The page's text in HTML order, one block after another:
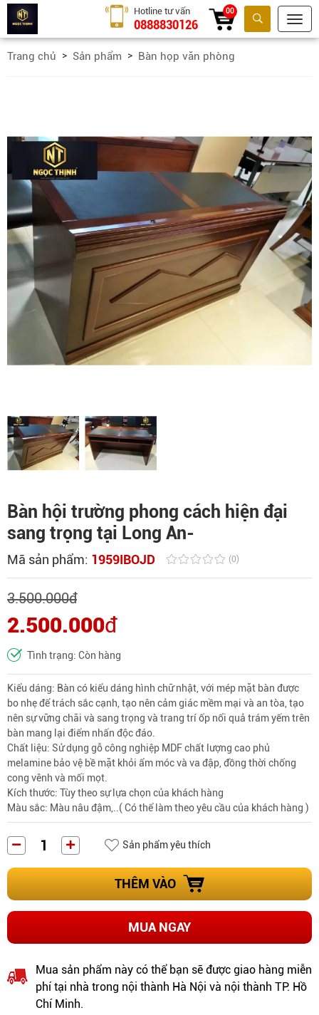
Tìm kiếm
Hotline tư vấn
0888830126
00
Trang chủ Sản phẩm Bàn họp văn phòng
Bàn hội trường phong cách hiện đại
sang trọng tại Long An-
Mã sản phẩm: 1959IBOJD (0)
3.500.000đ
2.500.000đ
Tình trạng: Còn hàng
Kiểu dáng: Bàn có kiểu dáng hình chữ nhật, với mép mặt bàn được
bo nhẹ để trách sắc cạnh, tạo nên cảm giác mềm mại và an tòa, tạo
nên sự vững chãi và sang trọng và trang trí ốp nổi quả trám yếm trên
bàn mang lại điểm nhấn độc đáo.
Chất liệu: Sử dụng gỗ công nghiệp MDF chất lượng cao phủ
melamine bảo vệ bề mặt khỏi ẩm móc và va đập, đồng thời chống
cong vênh và mối mọt.
Kích thước: Tùy theo sự lựa chọn của khách hàng
Màu sắc: Màu nâu đậm,..( Có thể làm theo yêu cầu của khách hàng )
Sản phẩm yêu thích
THÊM VÀO
MUA NGAY
Mua sản phẩm này có thể bạn sẽ được giao hàng miễn
phí tại nhà trong nội thành Hà Nội và nội thành TP. Hồ
Chí Minh.